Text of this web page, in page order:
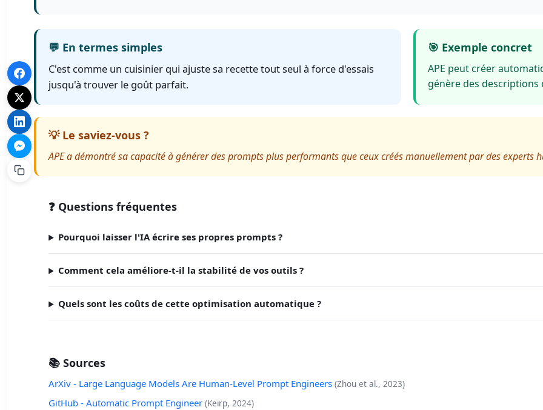
💬 En termes simples
C'est comme un cuisinier qui ajuste sa recette tout seul à force d'essais
jusqu'à trouver le goût parfait.
🎯 Exemple concret
APE peut créer
génère des
💡 Le saviez-vous ?
APE a démontré sa capacité à générer des prompts plus performants que ceux créés manuellement par des experts
❓ Questions fréquentes
Pourquoi laisser l'IA écrire ses propres prompts ?
Comment cela améliore-t-il la stabilité de vos outils ?
Quels sont les coûts de cette optimisation automatique ?
📚 Sources
ArXiv - Large Language Models Are Human-Level Prompt Engineers (Zhou et al., 2023)
GitHub - Automatic Prompt Engineer (Keirp, 2024)